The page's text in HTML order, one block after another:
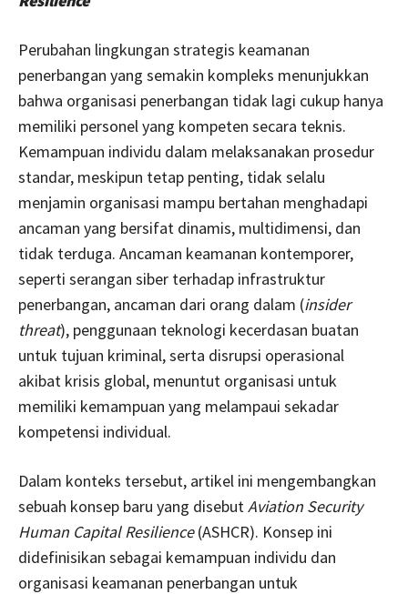
Perubahan lingkungan strategis keamanan
penerbangan yang semakin kompleks menunjukkan
bahwa organisasi penerbangan tidak lagi cukup hanya
memiliki personel yang kompeten secara teknis.
Kemampuan individu dalam melaksanakan prosedur
standar, meskipun tetap penting, tidak selalu
menjamin organisasi mampu bertahan menghadapi
ancaman yang bersifat dinamis, multidimensi, dan
tidak terduga. Ancaman keamanan kontemporer,
seperti serangan siber terhadap infrastruktur
penerbangan, ancaman dari orang dalam (insider
threat), penggunaan teknologi kecerdasan buatan
untuk tujuan kriminal, serta disrupsi operasional
akibat krisis global, menuntut organisasi untuk
memiliki kemampuan yang melampaui sekadar
kompetensi individual.
Dalam konteks tersebut, artikel ini mengembangkan
sebuah konsep baru yang disebutAviation Security
Human Capital Resilience(ASHCR). Konsep ini
didefinisikan sebagai kemampuan individu dan
organisasi keamanan penerbangan untuk